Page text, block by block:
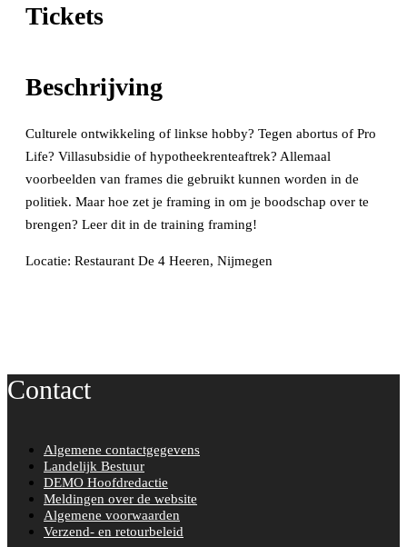
Tickets
Beschrijving
Culturele ontwikkeling of linkse hobby? Tegen abortus of Pro
Life? Villasubsidie of hypotheekrenteaftrek? Allemaal
voorbeelden van frames die gebruikt kunnen worden in de
politiek. Maar hoe zet je framing in om je boodschap over te
brengen? Leer dit in de training framing!
Locatie: Restaurant De 4 Heeren, Nijmegen
Contact
Algemene contactgegevens
Landelijk Bestuur
DEMO Hoofdredactie
Meldingen over de website
Algemene voorwaarden
Verzend- en retourbeleid